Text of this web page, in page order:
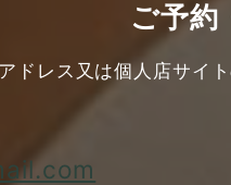
ご予約
ドレス又は個人店サイ